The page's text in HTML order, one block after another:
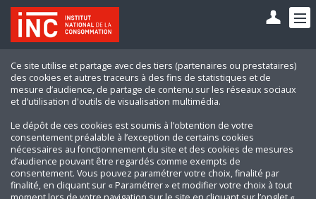
Ce site utilise et partage avec des tiers (partenaires ou prestataires)
des cookies et autres traceurs à des fins de statistiques et de
mesure d’audience, de partage de contenu sur les réseaux sociaux
et d’utilisation d'outils de visualisation multimédia.
Le dépôt de ces cookies est soumis à l’obtention de votre
consentement préalable à l’exception de certains cookies
nécessaires au fonctionnement du site et des cookies de mesures
d’audience pouvant être regardés comme exempts de
consentement. Vous pouvez paramétrer votre choix, finalité par
finalité, en cliquant sur « Paramétrer » et modifier votre choix à tout